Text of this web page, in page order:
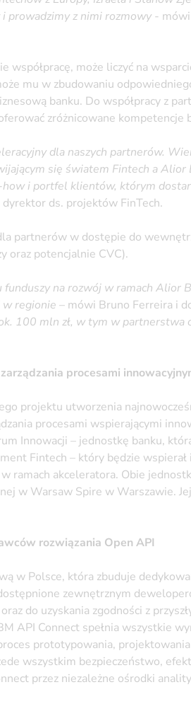
prowadzimy z nimi rozmowy -
może liczyć na
mu w zbudowaniu
banku. Do współpracy z
zróżnicowane kompetencje
dla naszych partnerów.
się światem Fintech a
i portfel klientów, którym
dyrektor ds. projektów FinTech.
partnerów w dostępie do
oraz potencjalnie CVC).
na rozwój w ramach Alior
w regionie – mówi Bruno Ferreira i
100 mln zł, w tym w partnerstwa
procesami
projektu utworzenia
procesami wspierającymi
Innowacji – jednostkę banku,
Fintech – który będzie
ramach akceleratora. Obie
w Warsaw Spire w Warszawie.
rozwiązania Open API
w Polsce, która zbuduje
zewnętrznym
do uzyskania zgodności z
API Connect spełnia wszystkie
prototypowania,
wszystkim bezpieczeństwo,
przez niezależne ośrodki